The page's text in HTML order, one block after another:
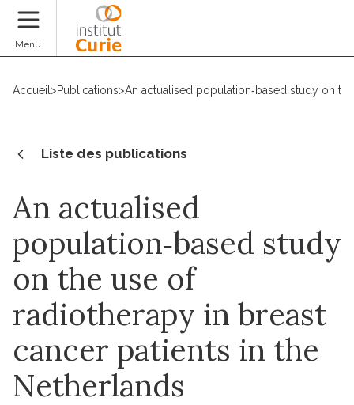
Menu
Accueil >Publications>An actualised population‐based study on
Liste des publications
An actualised
population‐based study
on the use of
radiotherapy in breast
cancer patients in the
Netherlands